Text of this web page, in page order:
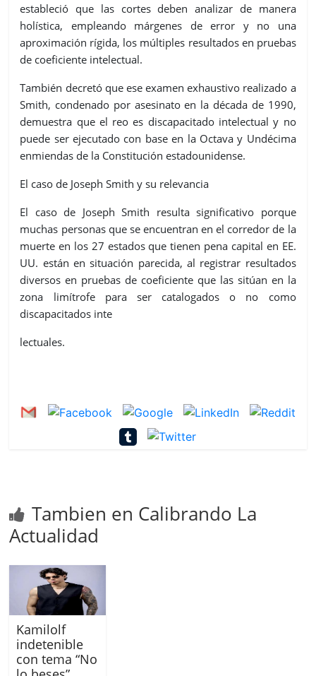
estableció que las cortes deben analizar de manera
holística, empleando márgenes de error y no una
aproximación rígida, los múltiples resultados en pruebas
de coeficiente intelectual.
También decretó que ese examen exhaustivo realizado a
Smith, condenado por asesinato en la década de 1990,
demuestra que el reo es discapacitado intelectual y no
puede ser ejecutado con base en la Octava y Undécima
enmiendas de la Constitución estadounidense.
El caso de Joseph Smith y su relevancia
El caso de Joseph Smith resulta significativo porque
muchas personas que se encuentran en el corredor de la
muerte en los 27 estados que tienen pena capital en EE.
UU. están en situación parecida, al registrar resultados
diversos en pruebas de coeficiente que las sitúan en la
zona limítrofe para ser catalogados o no como
discapacitados inte
lectuales.
Tambien en Calibrando La
Actualidad
Kamilolf
indetenible
con tema “No